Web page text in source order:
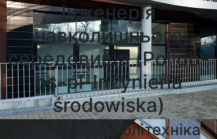
Інженерія
навколишнього
середовища (Pollub-
bs-pl-Inżynieria
środowiska)
Люблiнська Політехніка